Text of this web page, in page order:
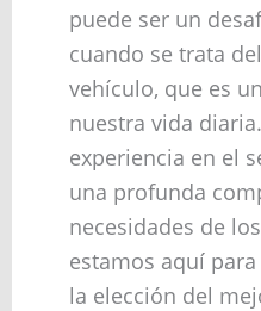
puede ser un
cuando se trata
vehículo, que es
nuestra vida
experiencia en el
una profunda
necesidades de
estamos aquí
la elección del